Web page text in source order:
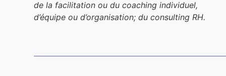
de la facilitation ou du coaching individuel,
d’équipe ou d’organisation; du consulting RH.